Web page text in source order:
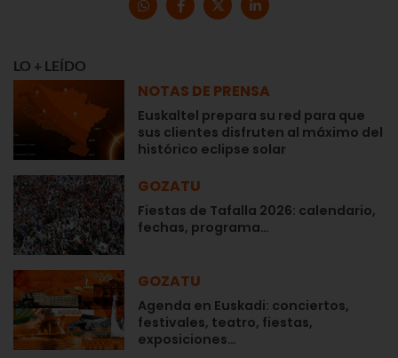
LO + LEÍDO
NOTAS DE PRENSA
Euskaltel prepara su red para que
sus clientes disfruten al máximo del
histórico eclipse solar
GOZATU
Fiestas de Tafalla 2026: calendario,
fechas, programa…
GOZATU
Agenda en Euskadi: conciertos,
festivales, teatro, fiestas,
exposiciones…